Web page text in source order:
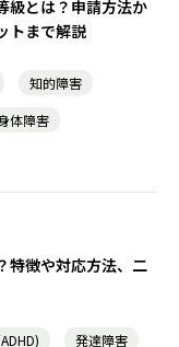
級とは？申請方法か
トまで解説
知的障害
体障害
特徴や対応方法、二
発達障害